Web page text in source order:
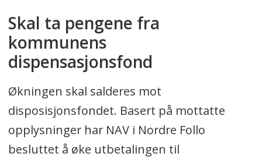
Skal ta pengene fra
kommunens
dispensasjonsfond
Økningen skal salderes mot
disposisjonsfondet. Basert på mottatte
opplysninger har NAV i Nordre Follo
besluttet å øke utbetalingen til